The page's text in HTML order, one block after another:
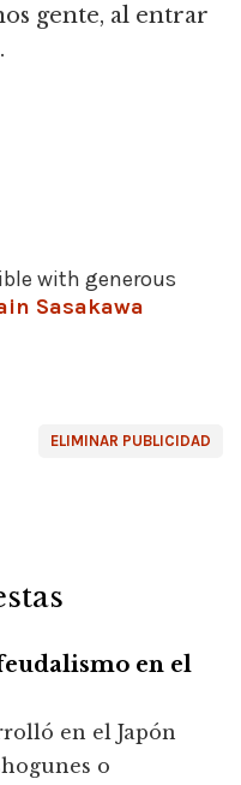
gente, al entrar
with generous
Sasakawa
ELIMINAR PUBLICIDAD
en el
en el Japón
o